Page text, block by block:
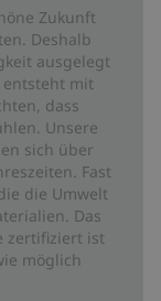
Zukunft
Deshalb
ausgelegt
entsteht mit
dass
Unsere
sich über
Fast
die Umwelt
Das
zertifiziert ist
möglich